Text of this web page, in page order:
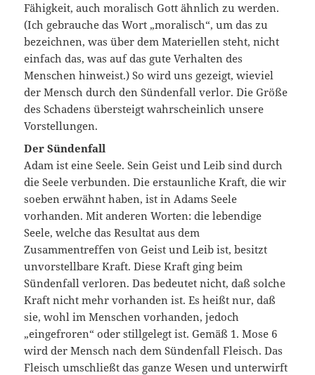
Fähigkeit, auch moralisch Gott ähnlich zu werden.
(Ich gebrauche das Wort „moralisch“, um das zu
bezeichnen, was über dem Materiellen steht, nicht
einfach das, was auf das gute Verhalten des
Menschen hinweist.) So wird uns gezeigt, wieviel
der Mensch durch den Sündenfall verlor. Die Größe
des Schadens übersteigt wahrscheinlich unsere
Vorstellungen.
Der Sündenfall
Adam ist eine Seele. Sein Geist und Leib sind durch
die Seele verbunden. Die erstaunliche Kraft, die wir
soeben erwähnt haben, ist in Adams Seele
vorhanden. Mit anderen Worten: die lebendige
Seele, welche das Resultat aus dem
Zusammentreffen von Geist und Leib ist, besitzt
unvorstellbare Kraft. Diese Kraft ging beim
Sündenfall verloren. Das bedeutet nicht, daß solche
Kraft nicht mehr vorhanden ist. Es heißt nur, daß
sie, wohl im Menschen vorhanden, jedoch
„eingefroren“ oder stillgelegt ist. Gemäß 1. Mose 6
wird der Mensch nach dem Sündenfall Fleisch. Das
Fleisch umschließt das ganze Wesen und unterwirft